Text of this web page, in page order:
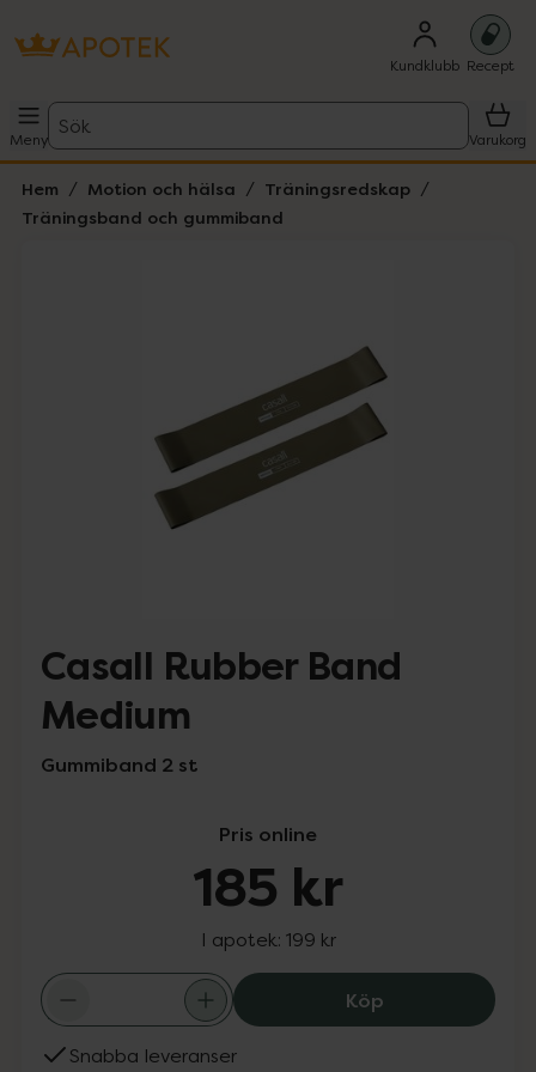
Kundklubb Recept
Meny
Sök
Varukorg
Hem Motion och hälsa
Träningsredskap
Träningsband och gummiband
Casall Rubber Band
Medium
Gummiband 2 st
Pris online
185 kr
I apotek: 199 kr
KöpCasall Rubber
Snabba leveranser